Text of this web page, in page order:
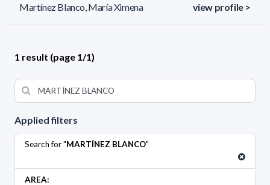
Applied filters
Search for "MARTÍNEZ BLANCO"
AREA:
Martínez Blanco, María Ximena view profile >
1 result (page 1/1)